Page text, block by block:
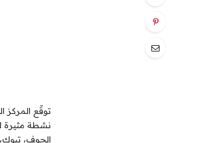
توقّع المركز
نشطة مثيرة
الجوف،